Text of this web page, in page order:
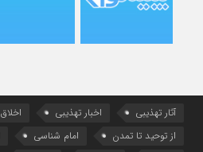
آثار تهذیبی اخبار تهذیبی اخلاق
از توحید تا تمدن
امام شناسی